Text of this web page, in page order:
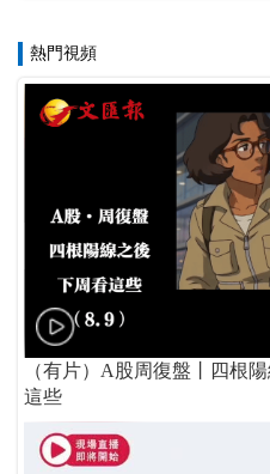
熱門視頻
（有片）A股周復盤丨四根
這些